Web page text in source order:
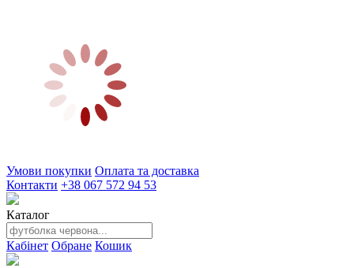
Умови покупки Оплата та доставка
Контакти +38 067 572 94 53
Каталог
Кабінет Обране Кошик